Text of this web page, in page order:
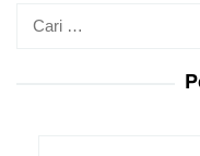
Cari